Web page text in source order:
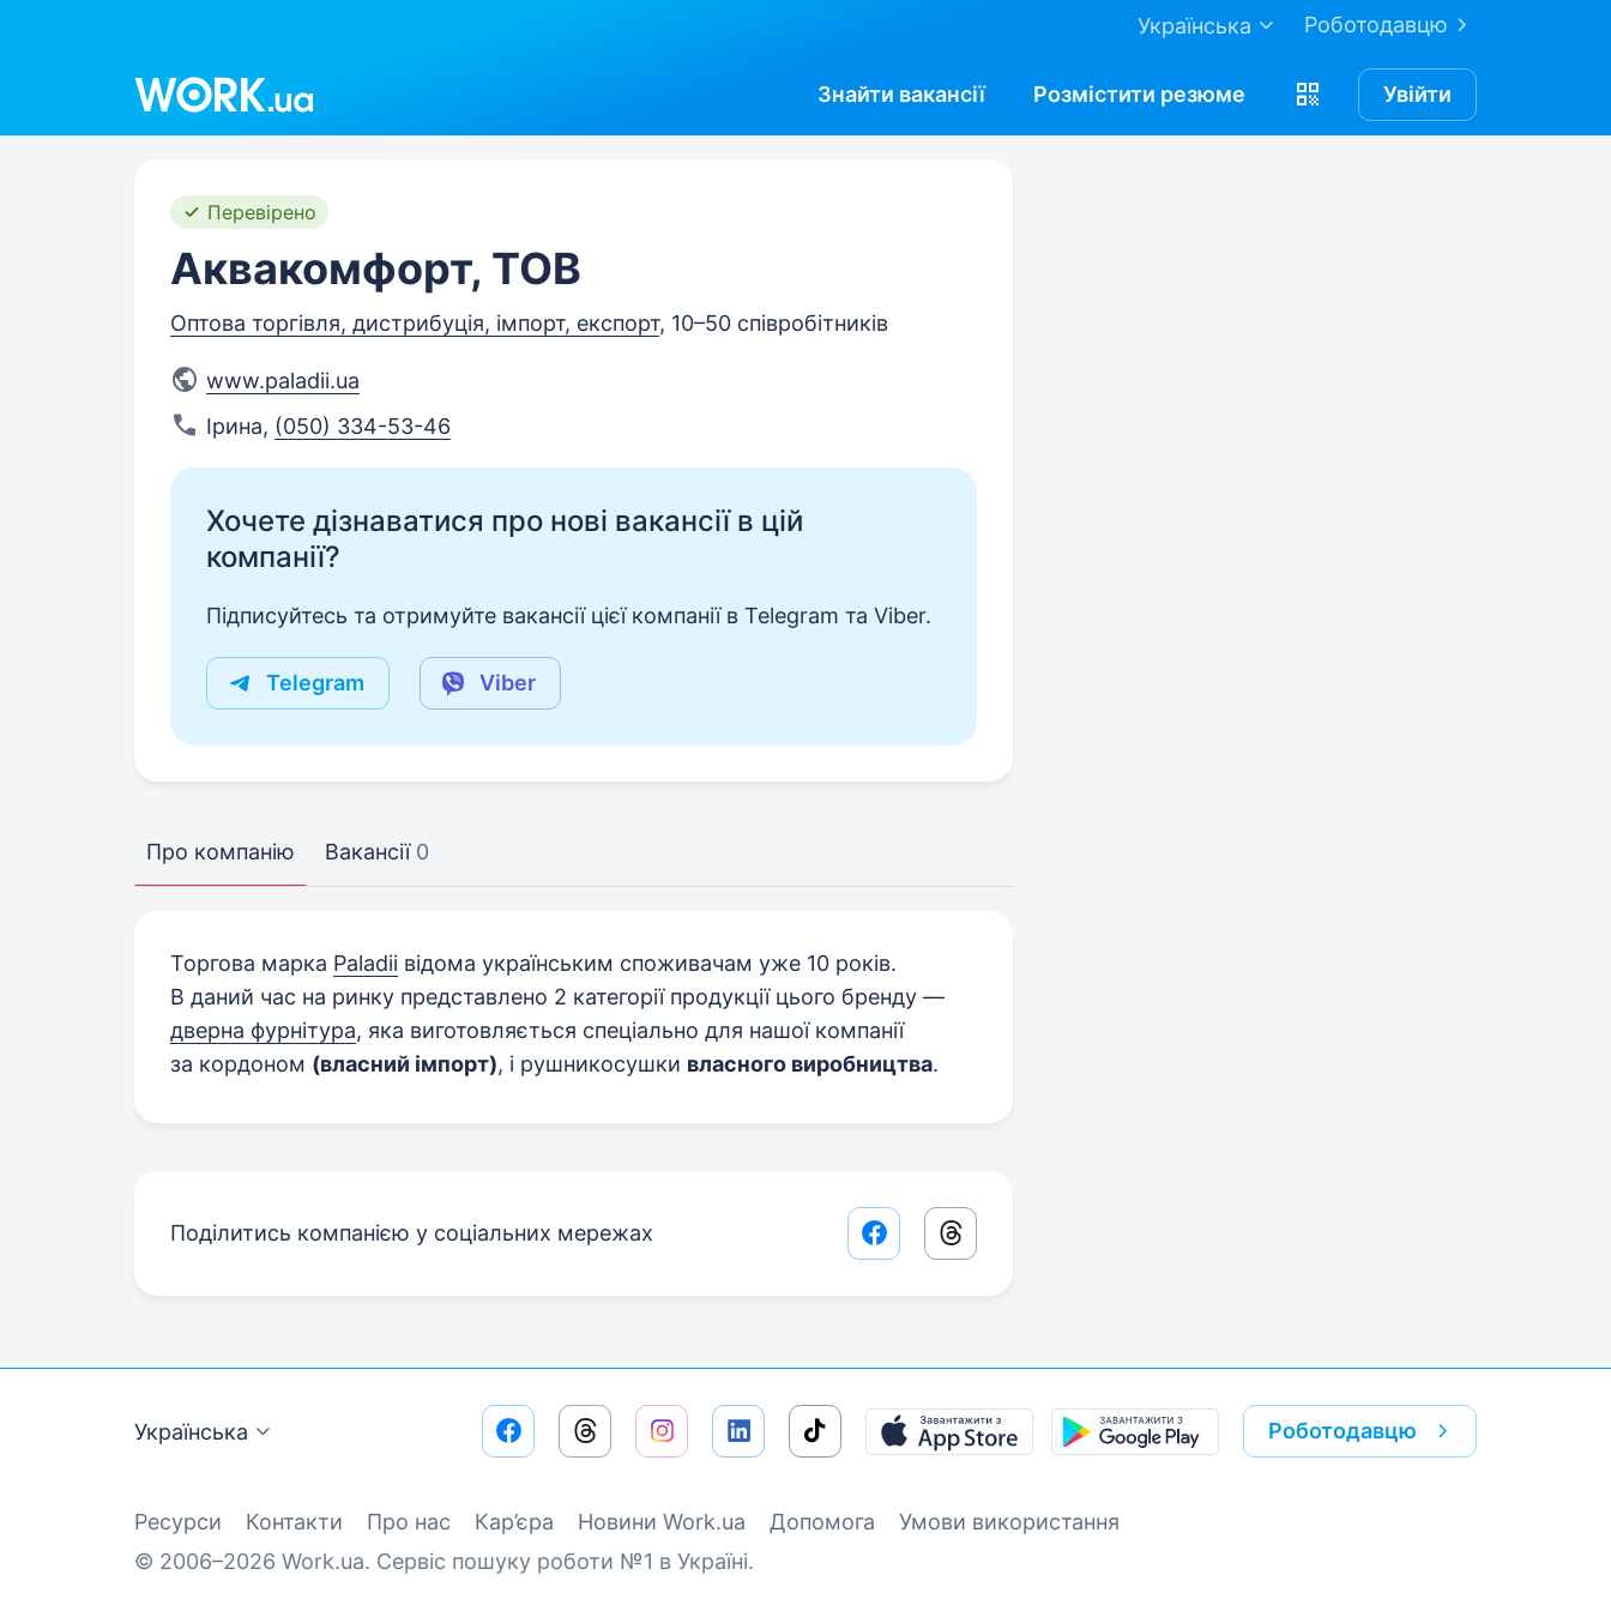
Роботодавцю
Українська
Знайти вакансії Розмістити резюме Увійти
Перевірено
Аквакомфорт, ТОВ
Оптова торгівля, дистрибуція, імпорт, експорт, 10–50 співробітників
www.paladii.ua
Ірина, (050) 334-53-46
Хочете дізнаватися про нові вакансії в цій
компанії?
Підписуйтесь та отримуйте вакансії цієї компанії в Telegram та Viber.
Telegram Viber
Про компанію Вакансії 0
Торгова марка Paladii відома українським споживачам уже 10 років.
В даний час на ринку представлено 2 категорії продукції цього бренду —
дверна фурнітура, яка виготовляється спеціально для нашої компанії
за кордоном (власний імпорт), і рушникосушки власного виробництва.
Поділитись компанією у соціальних мережах Facebook share link
Threads share link
Українська Роботодавцю
Ресурси Контакти Про нас Кар’єра Новини Work.ua Допомога
Умови використання
© 2006–2026 Work.ua. Сервіс пошуку роботи №1 в Україні.